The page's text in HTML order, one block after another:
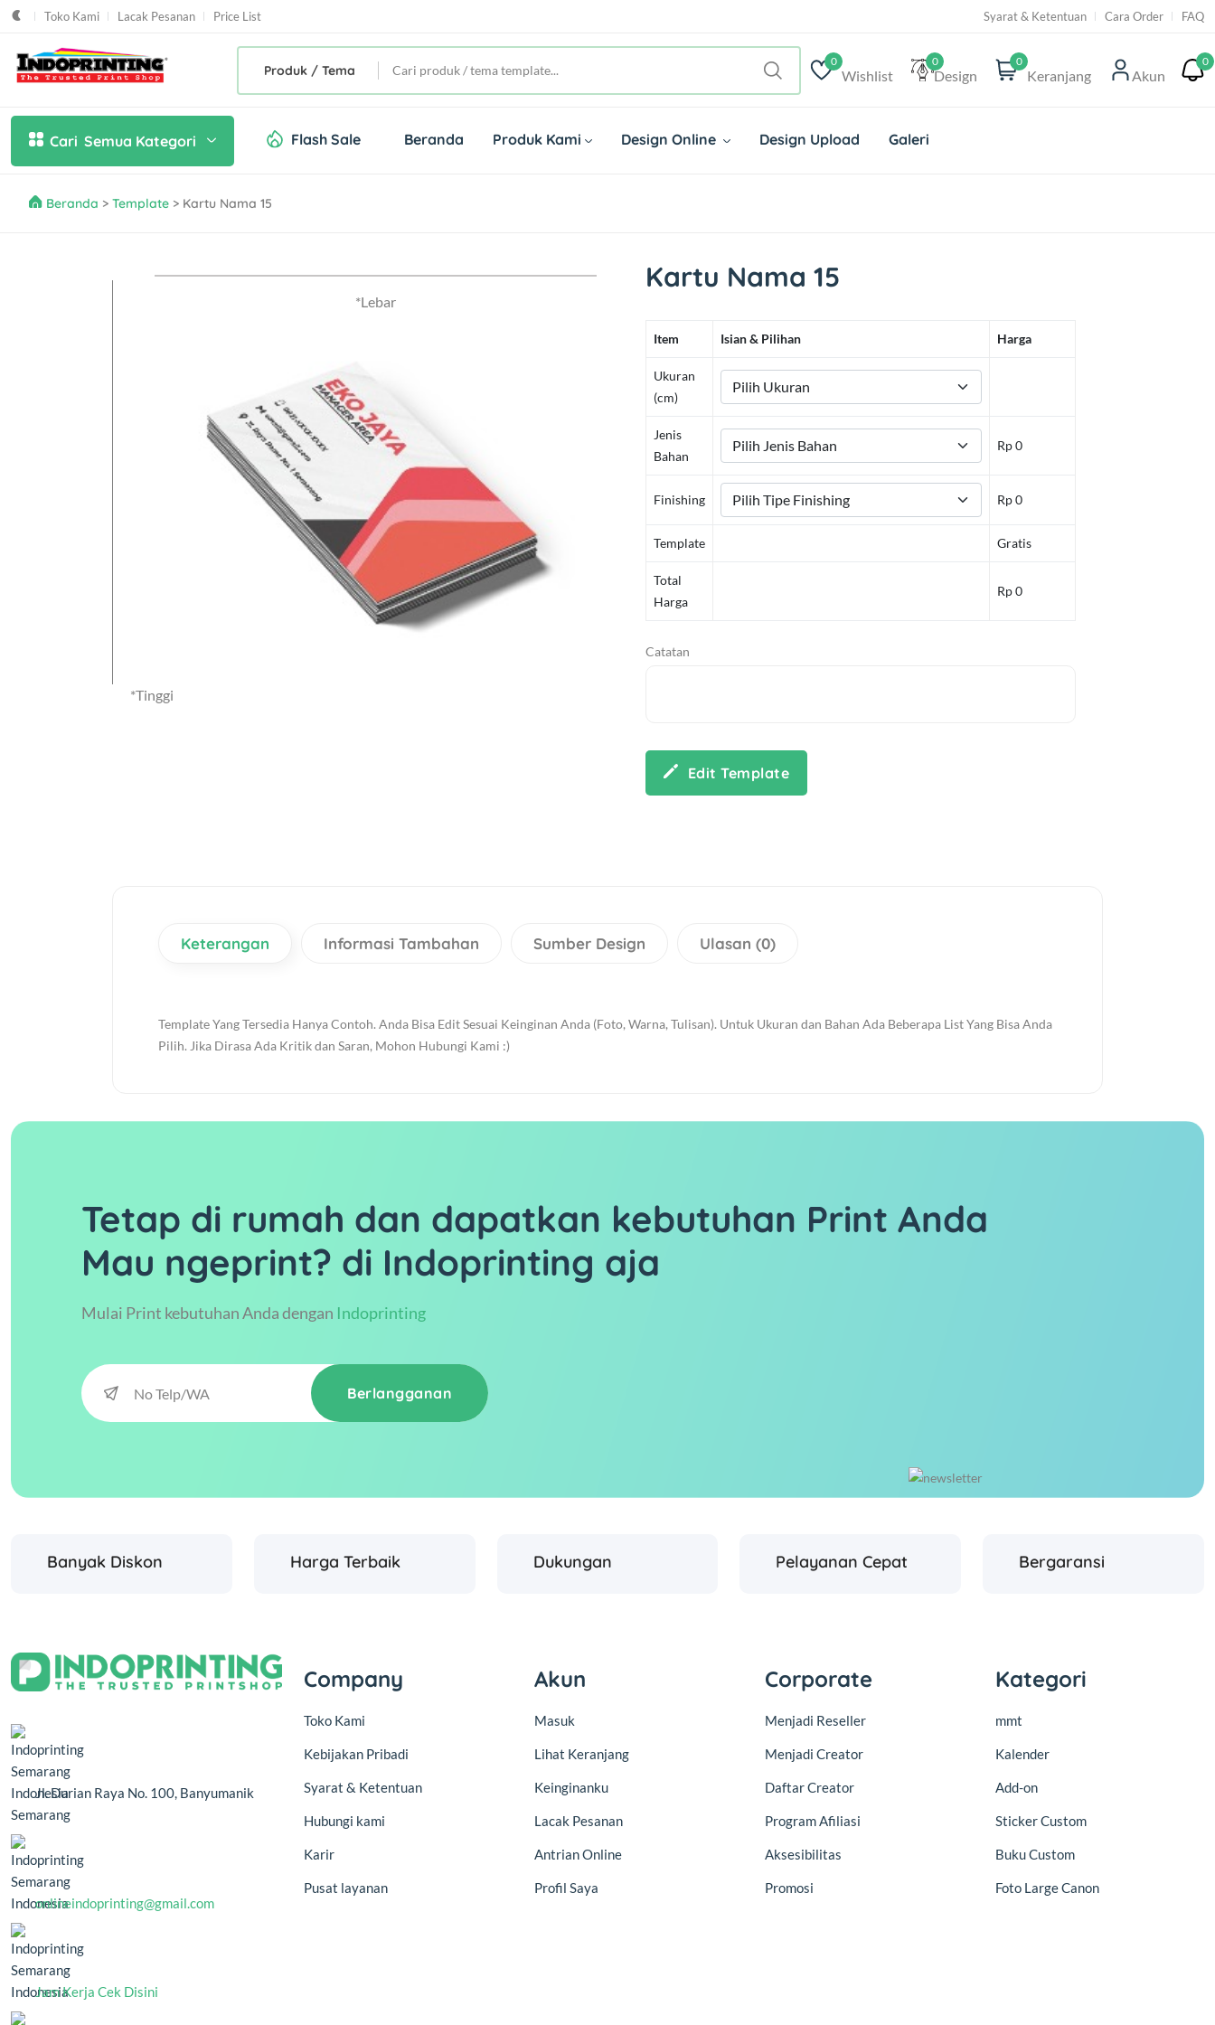
Toko Kami Lacak Pesanan Price List Syarat & Ketentuan Cara Order FAQ
Produk / Tema
0
Wishlist
0
Design
0
Keranjang Akun
0
Cari Semua Kategori Flash Sale Beranda Produk Kami Design Online Design Upload Galeri
Beranda > Template > Kartu Nama 15
*Tinggi
*Lebar
Kartu Nama 15
Item Isian & Pilihan Harga
Ukuran
(cm)
Jenis
Bahan
Rp 0
Finishing Rp 0
Template Gratis
Total
Harga
Rp 0
Catatan
Edit Template
Keterangan Informasi Tambahan Sumber Design Ulasan (0)
Template Yang Tersedia Hanya Contoh. Anda Bisa Edit Sesuai Keinginan Anda (Foto, Warna, Tulisan). Untuk Ukuran dan Bahan Ada Beberapa List Yang Bisa Anda
Pilih. Jika Dirasa Ada Kritik dan Saran, Mohon Hubungi Kami :)
Tetap di rumah dan dapatkan kebutuhan Print Anda
Mau ngeprint? di Indoprinting aja
Mulai Print kebutuhan Anda dengan Indoprinting
Berlangganan
Banyak Diskon Harga Terbaik Dukungan Pelayanan Cepat Bergaransi
Jl. Durian Raya No. 100, Banyumanik
Semarang
onlineindoprinting@gmail.com
Jam Kerja Cek Disini
Company
Toko Kami
Kebijakan Pribadi
Syarat & Ketentuan
Hubungi kami
Karir
Pusat layanan
Akun
Masuk
Lihat Keranjang
Keinginanku
Lacak Pesanan
Antrian Online
Profil Saya
Corporate
Menjadi Reseller
Menjadi Creator
Daftar Creator
Program Afiliasi
Aksesibilitas
Promosi
Kategori
mmt
Kalender
Add-on
Sticker Custom
Buku Custom
Foto Large Canon